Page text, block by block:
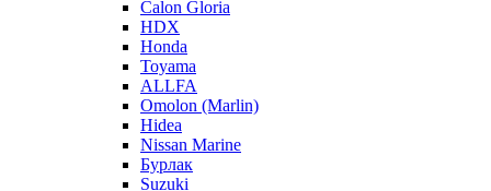
Calon Gloria
HDX
Honda
Toyama
ALLFA
Omolon (Marlin)
Hidea
Nissan Marine
Бурлак
Suzuki